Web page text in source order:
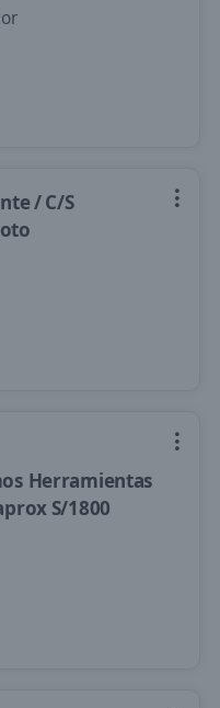
/ C/S
Herramientas
S/1800